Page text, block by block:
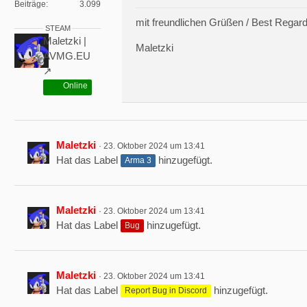
Beiträge 3.099
STEAM
Maletzki |
AVMG.EU
Online
mit freundlichen Grüßen / Best
Maletzki
Maletzki 23. Oktober 2024 um 13:41
Hat das Label Arma 3 hinzugefügt.
Maletzki 23. Oktober 2024 um 13:41
Hat das Label Bug hinzugefügt.
Maletzki 23. Oktober 2024 um 13:41
Hat das Label Report Bug in Discord hinzugefügt.